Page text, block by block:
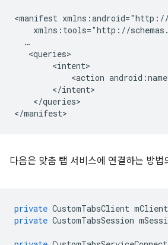
<manifest
<action
</queries>
다음은 맞춤 탭 서비스에 연결하는 방법
private CustomTabsClient mClient
private CustomTabsSession